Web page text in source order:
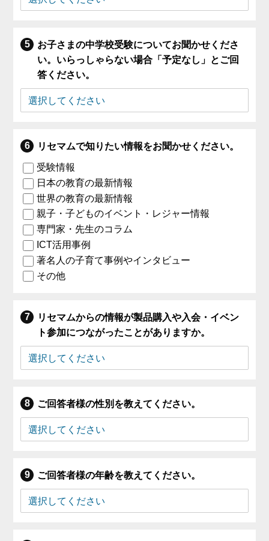
お子さまの中学校受験についてお聞かせくださ
い。いらっしゃらない場合「予定なし」とご回
答ください。
リセマムで知りたい情報をお聞かせください。
受験情報
日本の教育の最新情報
世界の教育の最新情報
親子・子どものイベント・レジャー情報
専門家・先生のコラム
ICT活用事例
著名人の子育て事例やインタビュー
その他
リセマムからの情報が製品購入や入会・イベン
ト参加につながったことがありますか。
ご回答者様の性別を教えてください。
ご回答者様の年齢を教えてください。